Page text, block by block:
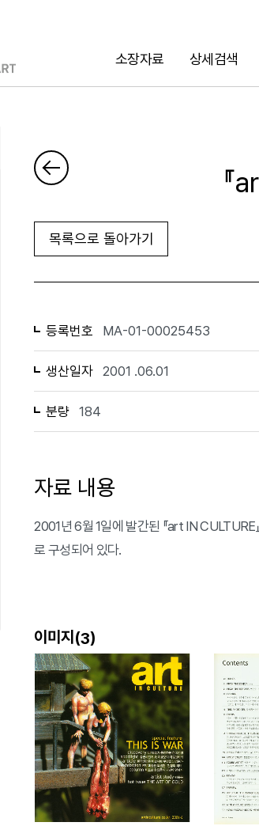
소장자료 상세검색
『
목록으로 돌아가기
등록번호 MA-01-00025453
생산일자 2001 .06.01
분량 184
자료 내용
2001년 6월 1일에 발간된 『art IN
로 구성되어 있다.
이미지(3)